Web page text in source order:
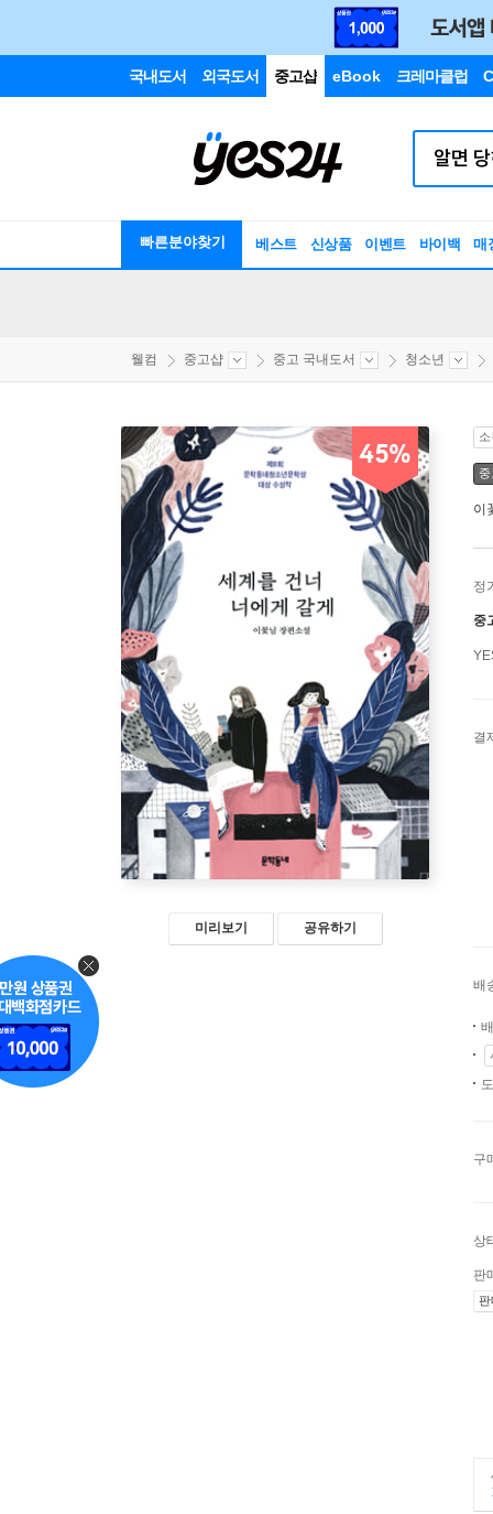
국내도서 외국도서 중고샵 eBook 크레마클럽
빠른분야찾기 베스트 신상품 이벤트 바이백 매
웰컴 중고샵 중고 국내도서 청소년
45%
미리보기 공유하기
이
정
중
결
배
구
상
판
판